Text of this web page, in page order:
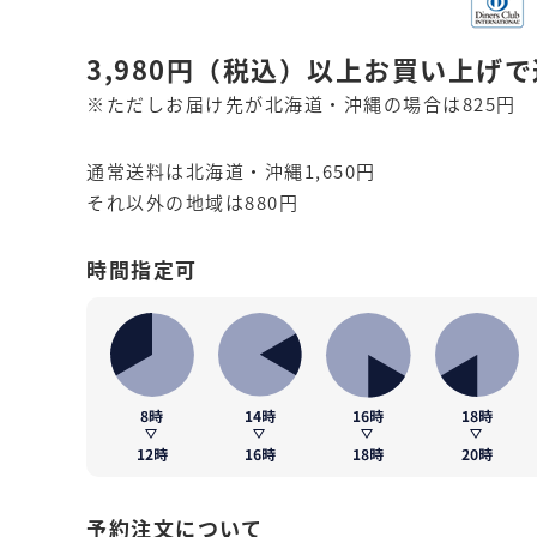
3,980円 （税込） 以上お買い上げ
※ただしお届け先が北海道・沖縄の場合は825円
通常送料は北海道・沖縄1,650円
それ以外の地域は880円
時間指定可
予約注文について